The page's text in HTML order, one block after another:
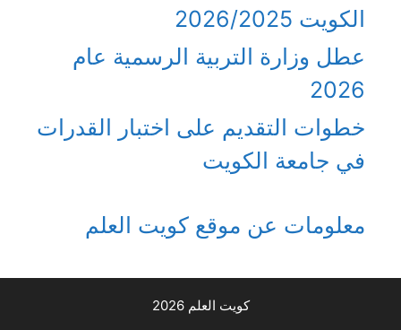
الكويت 2026/2025
عطل وزارة التربية الرسمية عام
2026
خطوات التقديم على اختبار القدرات
في جامعة الكويت
معلومات عن موقع كويت العلم
كويت العلم 2026